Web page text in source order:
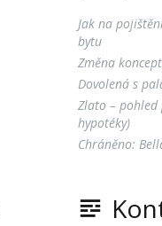
Jak na
bytu
Změna
Dovolená s
Zlato – pohled
hypotéky)
Chráněno: